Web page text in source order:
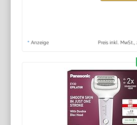
* Anzeige Preis inkl.